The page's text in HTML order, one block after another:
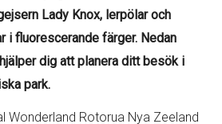
Lady Knox, lerpölar och
i fluorescerande färger. Nedan
dig att planera ditt besök i
park.